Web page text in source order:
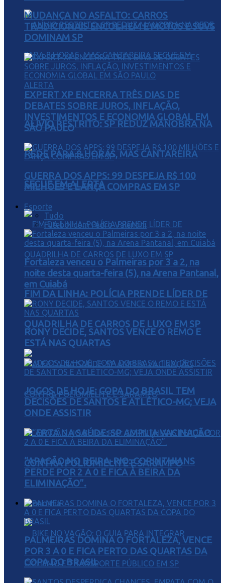
ALÍVIO RESTRITO: SP REDUZ MANOBRA NA
REDE PARA 8 HORAS, MAS CANTAREIRA
SEGUE EM ALERTA
FIM DA LINHA: POLÍCIA PRENDE LÍDER DE
QUADRILHA DE CARROS DE LUXO EM SP
ALERTA NA SAÚDE: SP AMPLIA VACINAÇÃO
CONTRA POLIOMIELITE E SARAMPO
Economia
MUDANÇA NO ASFALTO: CARROS
TRADICIONAIS ENCOLHEM E MOTOS E SUVS
DOMINAM SP
EXPERT XP ENCERRA TRÊS DIAS DE
DEBATES SOBRE JUROS, INFLAÇÃO,
INVESTIMENTOS E ECONOMIA GLOBAL EM
SÃO PAULO
GUERRA DOS APPS: 99 DESPEJA R$ 100
MILHÕES E LANÇA COMPRAS EM SP
Esporte
Tudo
Futebol com Pedro Valentini
Fortaleza venceu o Palmeiras por 3 a 2, na
noite desta quarta-feira (5), na Arena Pantanal,
em Cuiabá
RONY DECIDE, SANTOS VENCE O REMO E
ESTÁ NAS QUARTAS
JOGOS DE HOJE: COPA DO BRASIL TEM
DECISÕES DE SANTOS E ATLÉTICO-MG; VEJA
ONDE ASSISTIR
“APAGÃO NO BEIRA-RIO: CORINTHIANS
PERDE POR 2 A 0 E FICA À BEIRA DA
ELIMINAÇÃO”.
PALMEIRAS DOMINA O FORTALEZA, VENCE
POR 3 A 0 E FICA PERTO DAS QUARTAS DA
COPA DO BRASIL